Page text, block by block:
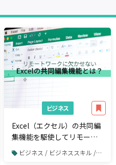
ビジネス
Excel（エクセル）の共同編
集機能を駆使してリモート
チームワークをもっとスム
ーズに！
ビジネス / ビジネススキル / Excel